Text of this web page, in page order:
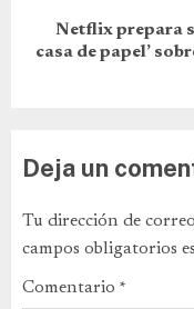
Netflix prepara
casa de papel’
Deja un
Tu dirección de
campos obligatorios
Comentario *